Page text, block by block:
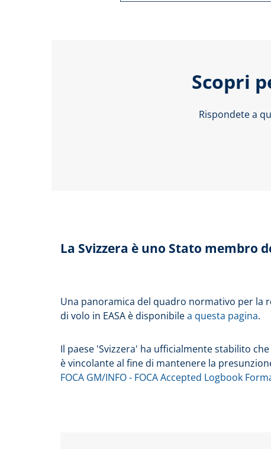
Scopri
Rispondete a
La Svizzera è uno Stato membro
Una panoramica del quadro normativo per la
di volo in EASA è disponibilea questa pagina.
Il paese 'Svizzera' ha ufficialmente stabilito che
è vincolante al fine di mantenere la
FOCA GM/INFO - FOCA Accepted Logbook